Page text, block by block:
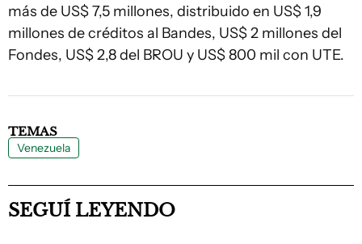
más de US$ 7,5 millones, distribuido en US$ 1,9
millones de créditos al Bandes, US$ 2 millones del
Fondes, US$ 2,8 del BROU y US$ 800 mil con UTE.
TEMAS
Venezuela
SEGUÍ LEYENDO